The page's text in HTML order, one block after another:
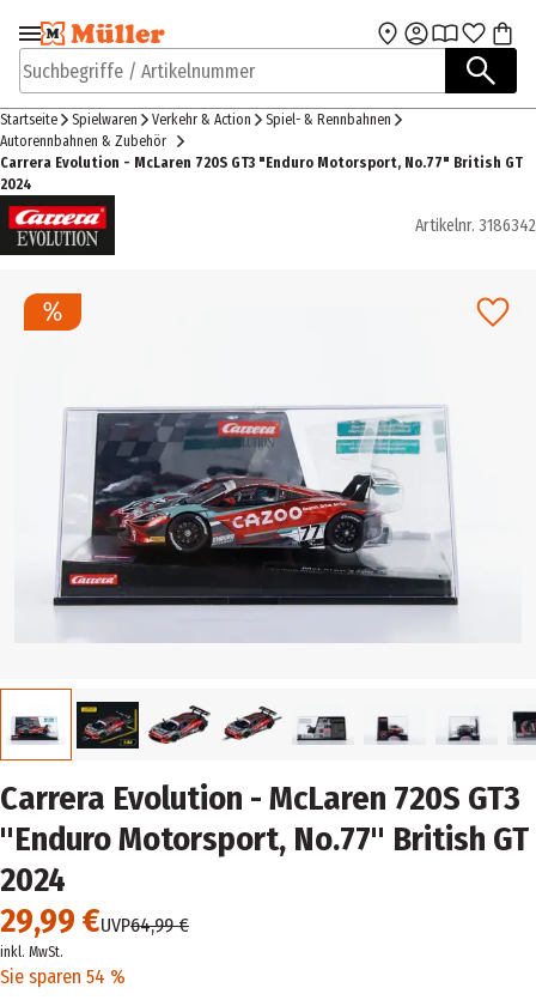
Zur Navigation
springen
Zum Hauptinhalt
Suchbegriffe / Artikelnummer
Startseite Spielwaren Verkehr & Action
Spiel- & Rennbahnen
Autorennbahnen & Zubehör
Carrera Evolution - McLaren 720S GT3 "Enduro Motorsport, No.77" British GT
2024
Artikelnr. 3186342
Carrera Evolution - McLaren 720S GT3
"Enduro Motorsport, No.77" British GT
2024
29,99 €UVP64,99 €
inkl. MwSt.
Sie sparen 54 %